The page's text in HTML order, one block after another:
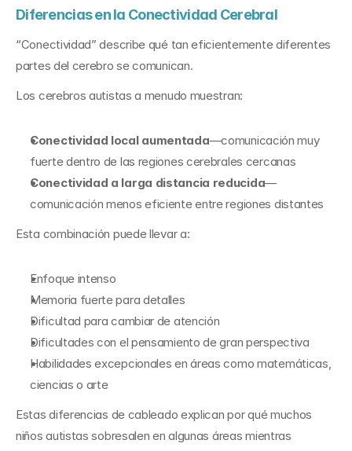
Diferencias en la Conectividad Cerebral
“Conectividad” describe qué tan eficientemente diferentes
partes del cerebro se comunican.
Los cerebros autistas a menudo muestran:
Conectividad local aumentada—comunicación muy
fuerte dentro de las regiones cerebrales cercanas
Conectividad a larga distancia reducida—
comunicación menos eficiente entre regiones distantes
Esta combinación puede llevar a:
Enfoque intenso
Memoria fuerte para detalles
Dificultad para cambiar de atención
Dificultades con el pensamiento de gran perspectiva
Habilidades excepcionales en áreas como matemáticas,
ciencias o arte
Estas diferencias de cableado explican por qué muchos
niños autistas sobresalen en algunas áreas mientras